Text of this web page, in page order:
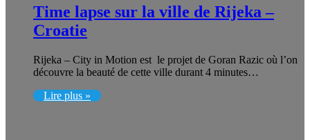
Time lapse sur la ville de Rijeka –
Croatie
Rijeka – City in Motion est le projet de Goran Razic où l’on
découvre la beauté de cette ville durant 4 minutes…
Lire plus »